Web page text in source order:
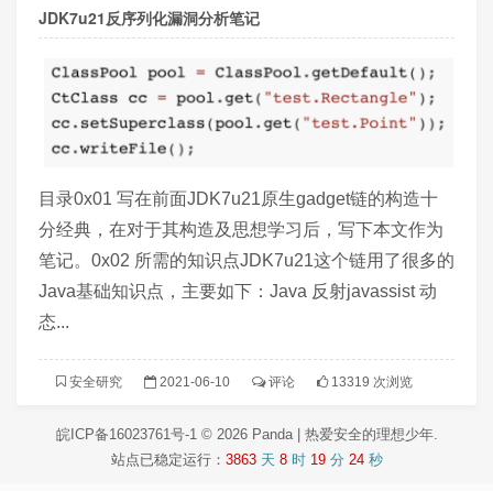
JDK7u21反序列化漏洞分析笔记
目录0x01 写在前面JDK7u21原生gadget链的构造十
分经典，在对于其构造及思想学习后，写下本文作为
笔记。0x02 所需的知识点JDK7u21这个链用了很多的
Java基础知识点，主要如下：Java 反射javassist 动
态...
安全研究 2021-06-10 评论 13319 次浏览
皖ICP备16023761号-1 © 2026 Panda | 热爱安全的理想少年.
站点已稳定运行： 3863天 8时 19分 24秒